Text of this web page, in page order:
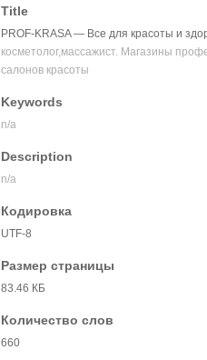
Title
PROF-KRASA — Все для красоты и
косметолог,массажист. Магазины
салонов красоты
Keywords
n/a
Description
n/a
Кодировка
UTF-8
Размер страницы
83.46 КБ
Количество слов
660